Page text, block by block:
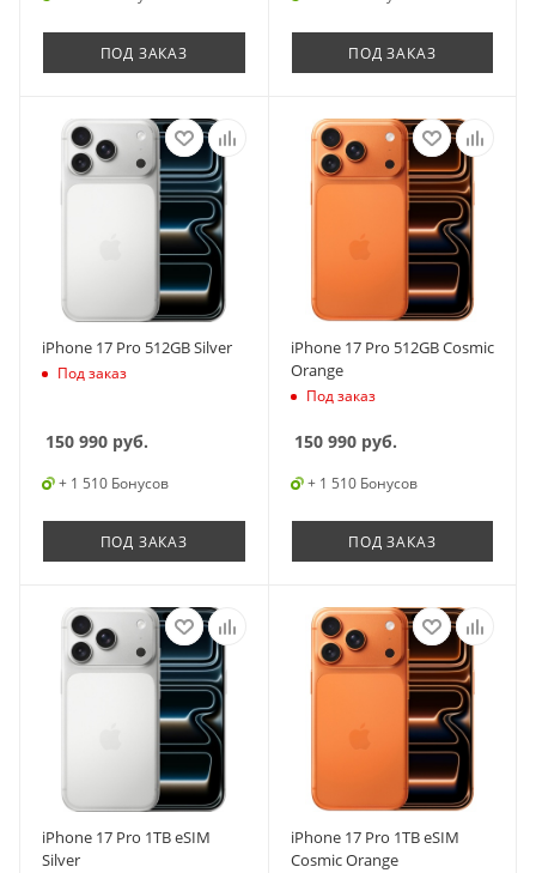
ПОД ЗАКАЗ ПОД ЗАКАЗ
iPhone 17 Pro 512GB Silver
Под заказ
150 990 руб.
+ 1 510 Бонусов
ПОД ЗАКАЗ
iPhone 17 Pro 512GB Cosmic
Orange
Под заказ
150 990руб.
+ 1 510 Бонусов
ПОД ЗАКАЗ
iPhone 17 Pro 1TB eSIM
Silver
iPhone 17 Pro 1TB eSIM
Cosmic Orange